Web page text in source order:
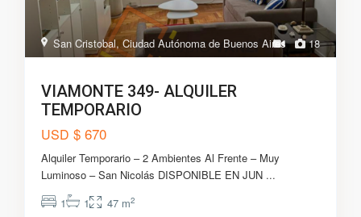
18
San Cristobal,Ciudad Autónoma de Buenos Aires
VIAMONTE 349- ALQUILER
TEMPORARIO
USD $ 670
Alquiler Temporario – 2 Ambientes Al Frente – Muy
Luminoso – San Nicolás DISPONIBLE EN JUN ...
1
1 47 m2